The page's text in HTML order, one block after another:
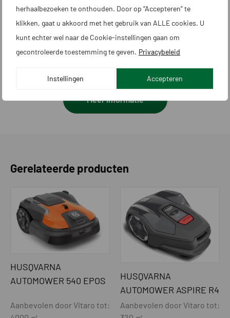
herhaalbezoeken te onthouden. Door op “Accepteren” te
klikken, gaat u akkoord met het gebruik van ALLE cookies. U
kunt echter wel naar de Cookie-instellingen gaan om
gecontroleerde toestemming te geven. Privacybeleid
Instellingen Accepteren
Max. niveauverschil bij grensdraad -
%
15
Maximale maaitijd per dag in uren 17
Gebieden / startpunten extra t.o.v.
laadstation
3
Voorkomen van maaien in
Ja
Oplaadsysteem automatisch Ja
Systematisch maaien van smalle
strook
Ja
detectie
Ja
Extra maaisysteem t.b.v. randmaaien
Ja
Meer informatie
Gerelateerde producten
HUSQVARNA
AUTOMOWER 540 EPOS
Aanbevolen door Vitaro tot:
HUSQVARNA
AUTOMOWER ASPIRE R4
Aanbevolen door Vitaro tot: